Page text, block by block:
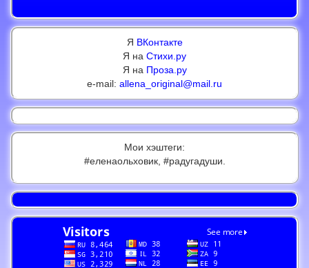
Я ВКонтакте
Я на Стихи.ру
Я на Проза.ру
e-mail: allena_original@mail.ru
Мои хэштеги:
#еленаольховик, #радугадуши.